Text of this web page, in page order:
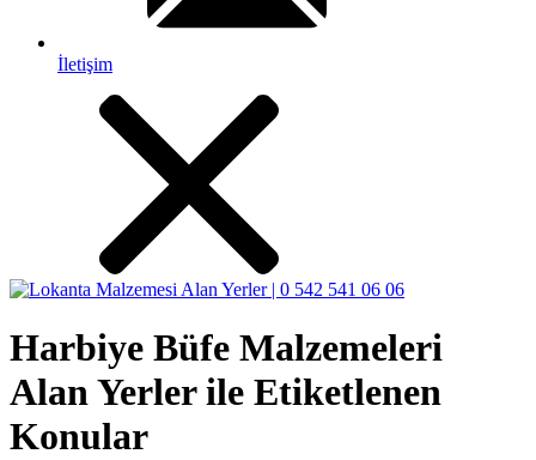
İletişim
Harbiye Büfe Malzemeleri
Alan Yerler ile Etiketlenen
Konular